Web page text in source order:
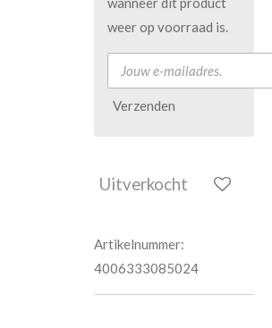
weer op voorraad is.
Verzenden
Uitverkocht
Artikelnummer:
4006333085024